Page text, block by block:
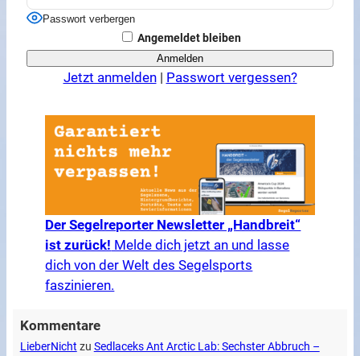
Passwort verbergen
Angemeldet bleiben
Jetzt anmelden| Passwort vergessen?
Der Segelreporter Newsletter „Handbreit“
ist zurück! Melde dich jetzt an und lasse
dich von der Welt des Segelsports
faszinieren.
Kommentare
LieberNicht zu Sedlaceks Ant Arctic Lab: Sechster Abbruch –